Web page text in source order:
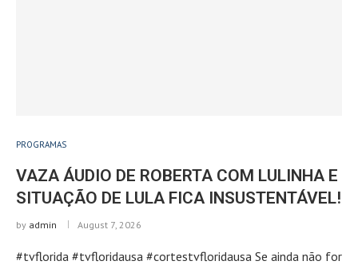
PROGRAMAS
VAZA ÁUDIO DE ROBERTA COM LULINHA E
SITUAÇÃO DE LULA FICA INSUSTENTÁVEL!
by admin August 7, 2026
#tvflorida #tvfloridausa #cortestvfloridausa Se ainda não for